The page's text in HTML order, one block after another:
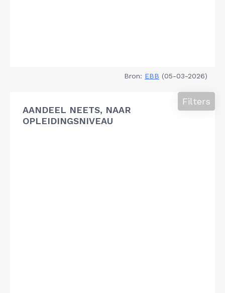
Bron: EBB (05-03-2026)
AANDEEL NEETS, NAAR
OPLEIDINGSNIVEAU
Filters